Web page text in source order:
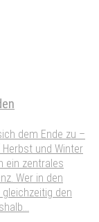
dem Ende zu –
und Winter
ein zentrales
Wer in den
den